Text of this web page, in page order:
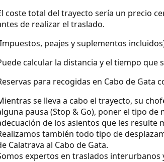
coste total del trayecto sería un precio
de realizar el traslado.
peajes y suplementos
calcular la distancia y el tiempo
para recogidas en Cabo de Gata
se lleva a cabo el trayecto, su
pausa (Stop & Go), poner el tipo
de los asientos que les resulte
también todo tipo de
Calatrava al Cabo de Gata.
expertos en traslados interurbanos